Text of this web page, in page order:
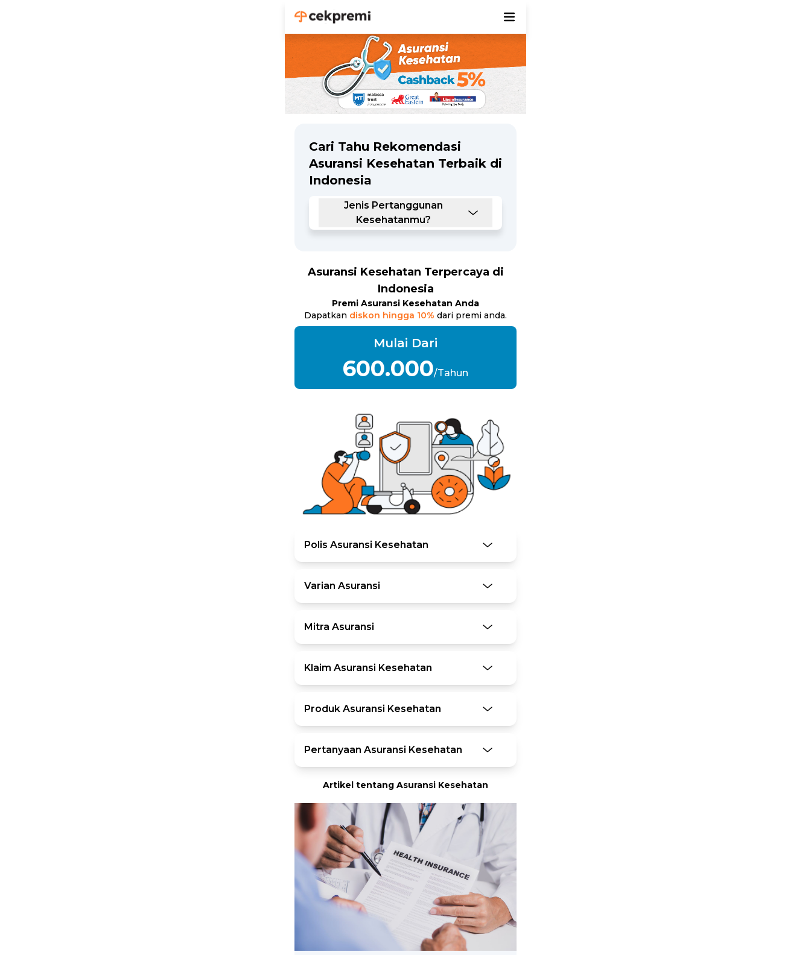
Cari Tahu Rekomendasi
Asuransi Kesehatan Terbaik di
Indonesia
Jenis Pertanggunan
Kesehatanmu?
Asuransi Kesehatan Terpercaya di
Indonesia
Premi Asuransi Kesehatan Anda
Dapatkan diskon hingga 10% dari premi anda.
Mulai Dari
600.000/Tahun
Polis Asuransi Kesehatan
Varian Asuransi
Mitra Asuransi
Klaim Asuransi Kesehatan
Produk Asuransi Kesehatan
Pertanyaan Asuransi Kesehatan
Artikel tentang Asuransi Kesehatan